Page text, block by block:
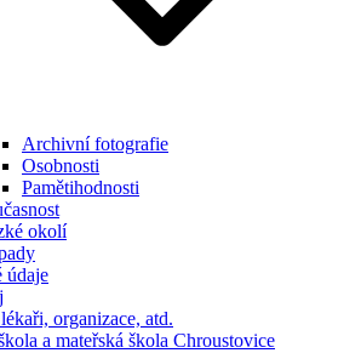
Archivní fotografie
Osobnosti
Pamětihodnosti
okolí
údaje
organizace, atd.
a mateřská škola Chroustovice